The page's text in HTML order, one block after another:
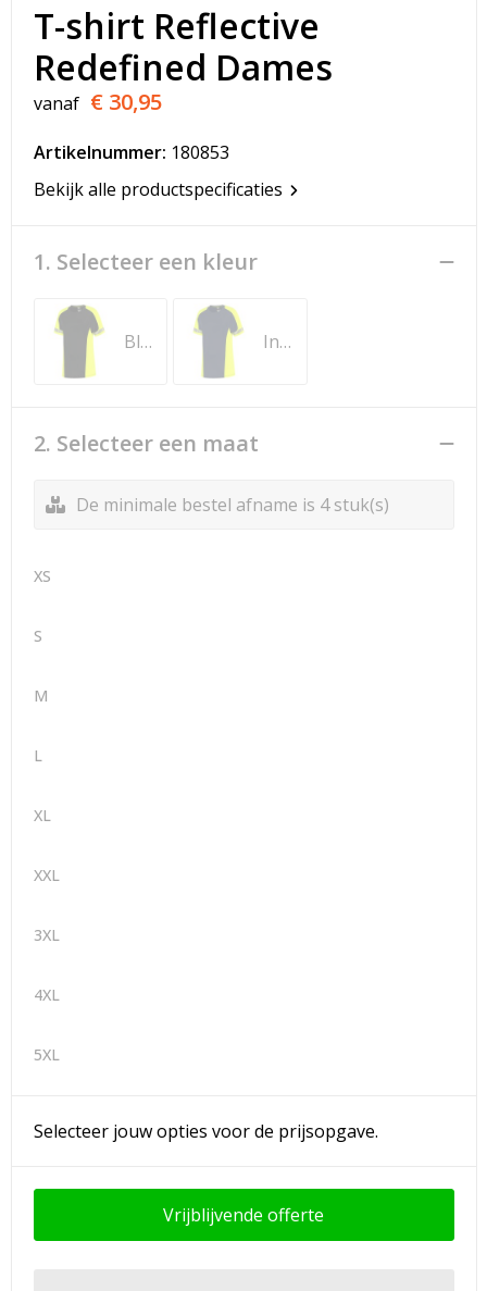
T-Shirts
Veiligheidsvesten en Veiligheidshesjes
Vesten
T-shirt Reflective
Redefined Dames
vanaf € 30,95
Artikelnummer: 180853
Bekijk alle productspecificaties
1. Selecteer een kleur
Black-Fluor Yellow Ink-Fluor Yellow
2. Selecteer een maat
De minimale bestel afname is 4 stuk(s)
XS
S
M
L
XL
XXL
3XL
4XL
5XL
Selecteer jouw opties voor de prijsopgave.
Vrijblijvende offerte